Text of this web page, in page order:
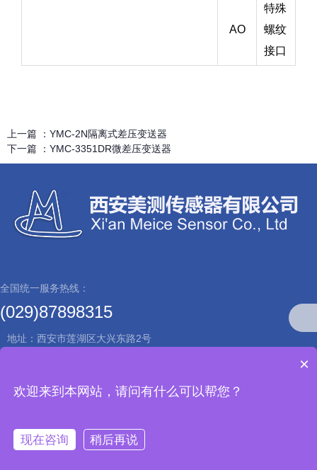
AO
特殊
螺纹
接口
上一篇 ： YMC-2N隔离式差压变送器
下一篇 ： YMC-3351DR微差压变送器
全国统一服务热线：
(029)87898315
地址：西安市莲湖区大兴东路2号
Copyright © 西安美测传感器有限公司
备案号：陕公网安备61010402000918号
×
欢迎来到本网站，请问有什么可以帮您？
现在咨询 稍后再说